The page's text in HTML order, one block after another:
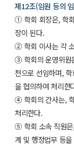
제12조(임원 등의
① 학회 회장은, 학
장이 된다.
② 학회 이사는 각
③ 학회의 운영위원
천으로 선임하며,
을 협의하여 처리한
④ 학회의 간사는,
처리한다.
⑤ 학회 소속 직원은
계 및 행정업무 등